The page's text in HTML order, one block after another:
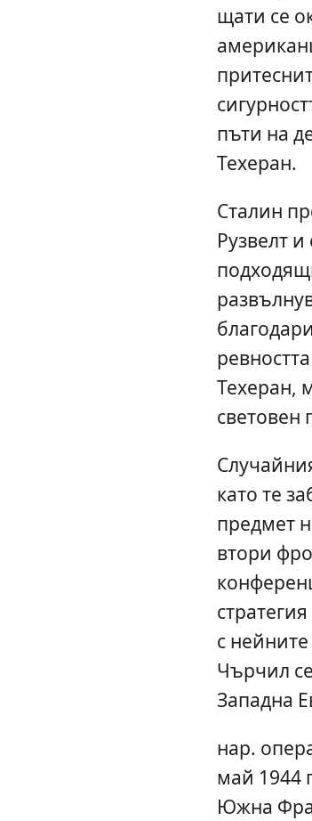
щати се
пъти на
Техеран.
Сталин
Рузвелт
Техеран,
световен
като те
предмет
втори
с
Чърчил
Западна
нар.
май 1944
Южна